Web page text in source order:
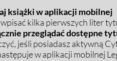
książki w aplikacji mobilnej
kilka pierwszych liter
przeglądać dostępne
jeśli posiadasz aktywną
w aplikacji mobilnej